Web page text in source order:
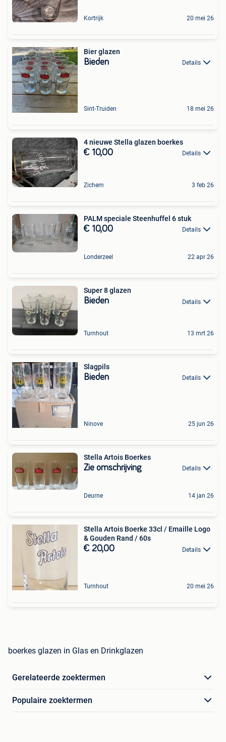
Kortrijk 20 mei 26
Bier glazen
Bieden Details
Sint-Truiden 18 mei 26
4 nieuwe Stella glazen boerkes
€ 10,00 Details
Zichem 3 feb 26
PALM speciale Steenhuffel 6 stuk
€ 10,00 Details
Londerzeel 22 apr 26
Super 8 glazen
Bieden Details
Turnhout 13 mrt 26
Slagpils
Bieden Details
Ninove 25 jun 26
Stella Artois Boerkes
Zie omschrijving Details
Deurne 14 jan 26
Stella Artois Boerke 33cl / Emaille Logo
& Gouden Rand / 60s
€ 20,00 Details
Turnhout 20 mei 26
boerkes glazen in Glas en Drinkglazen
Gerelateerde zoektermen
Populaire zoektermen